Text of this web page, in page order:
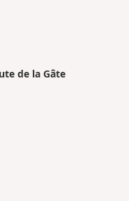
de la Gâte